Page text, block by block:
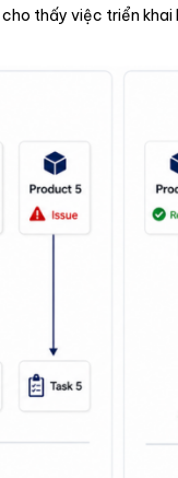
thấy việc triển